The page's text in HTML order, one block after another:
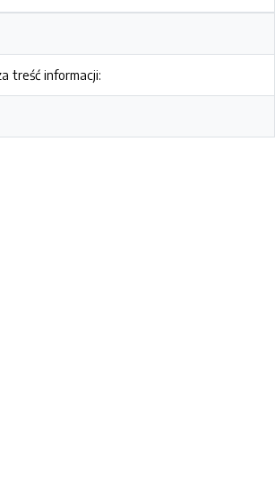
treść informacji: